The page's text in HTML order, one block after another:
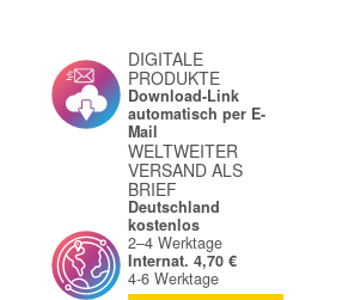
DIGITALE
PRODUKTE
Download-Link
automatisch per E-
Mail
WELTWEITER
VERSAND ALS
BRIEF
Deutschland
kostenlos
2–4 Werktage
Internat. 4,70 €
4-6 Werktage